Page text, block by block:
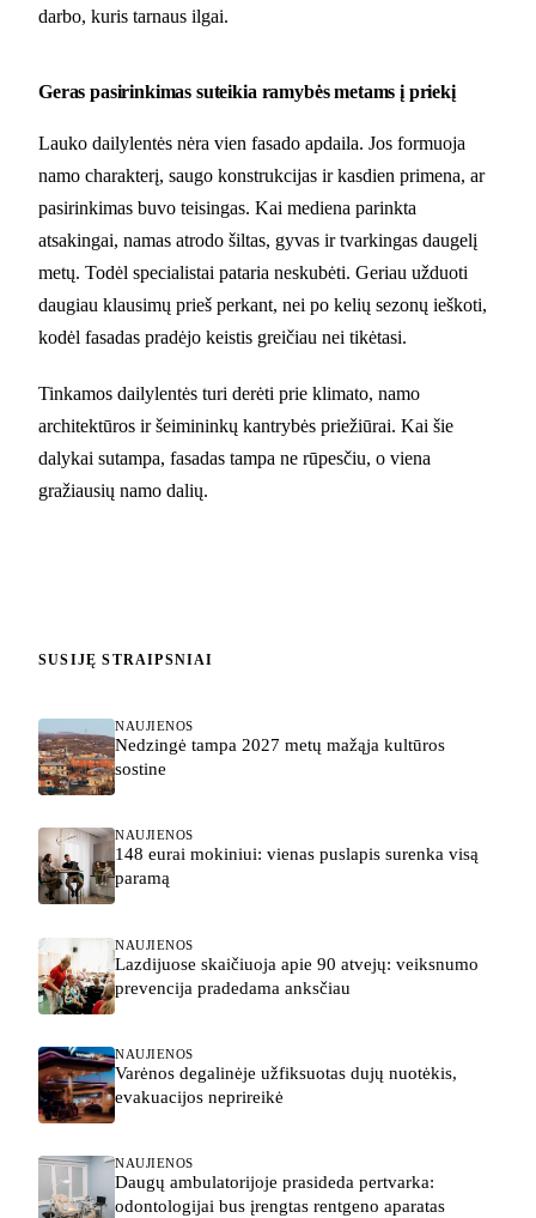
darbo, kuris tarnaus ilgai.
Geras pasirinkimas suteikia ramybės metams į priekį
Lauko dailylentės nėra vien fasado apdaila. Jos formuoja
namo charakterį, saugo konstrukcijas ir kasdien primena, ar
pasirinkimas buvo teisingas. Kai mediena parinkta
atsakingai, namas atrodo šiltas, gyvas ir tvarkingas daugelį
metų. Todėl specialistai pataria neskubėti. Geriau užduoti
daugiau klausimų prieš perkant, nei po kelių sezonų ieškoti,
kodėl fasadas pradėjo keistis greičiau nei tikėtasi.
Tinkamos dailylentės turi derėti prie klimato, namo
architektūros ir šeimininkų kantrybės priežiūrai. Kai šie
dalykai sutampa, fasadas tampa ne rūpesčiu, o viena
gražiausių namo dalių.
SUSIJĘ STRAIPSNIAI
NAUJIENOS
Nedzingė tampa 2027 metų mažąja kultūros
sostine
NAUJIENOS
148 eurai mokiniui: vienas puslapis surenka visą
paramą
NAUJIENOS
Lazdijuose skaičiuoja apie 90 atvejų: veiksnumo
prevencija pradedama anksčiau
NAUJIENOS
Varėnos degalinėje užfiksuotas dujų nuotėkis,
evakuacijos neprireikė
NAUJIENOS
Daugų ambulatorijoje prasideda pertvarka:
odontologijai bus įrengtas rentgeno aparatas